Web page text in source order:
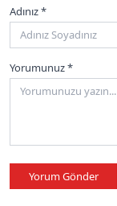
Adınız *
Yorumunuz *
Yorum Gönder